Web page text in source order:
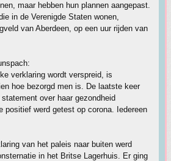
maar hebben hun plannen aangepast.
in de Verenigde Staten wonen,
van Aberdeen, op een uur rijden van
verklaring wordt verspreid, is
hoe bezorgd men is. De laatste keer
over haar gezondheid
positief werd getest op corona. Iedereen
van het paleis naar buiten werd
in het Britse Lagerhuis. Er ging